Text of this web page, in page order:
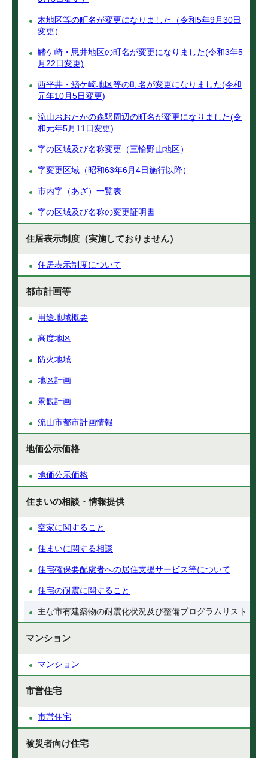
木地区等の町名が変更になりました（令和5年9月30日
変更）
鰭ケ崎・思井地区の町名が変更になりました(令和3年5
月22日変更)
西平井・鰭ケ崎地区等の町名が変更になりました(令和
元年10月5日変更)
流山おおたかの森駅周辺の町名が変更になりました(令
和元年5月11日変更)
字の区域及び名称変更（三輪野山地区）
字変更区域（昭和63年6月4日施行以降）
市内字（あざ）一覧表
字の区域及び名称の変更証明書
住居表示制度（実施しておりません）
住居表示制度について
都市計画等
用途地域概要
高度地区
防火地域
地区計画
景観計画
流山市都市計画情報
地価公示価格
地価公示価格
住まいの相談・情報提供
空家に関すること
住まいに関する相談
住宅確保要配慮者への居住支援サービス等について
住宅の耐震に関すること
主な市有建築物の耐震化状況及び整備プログラムリスト
マンション
マンション
市営住宅
市営住宅
被災者向け住宅